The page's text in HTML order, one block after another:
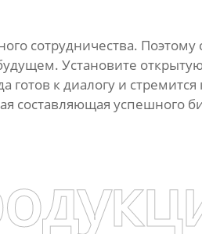
сотрудничества. Поэтому
Установите
к диалогу и стремится
составляющая успешного